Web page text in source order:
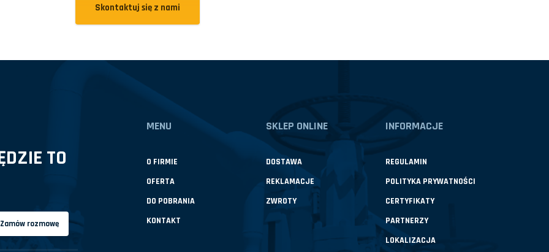
Skontaktuj się z nami
TO
Zamów rozmowę
MENU
O FIRMIE
OFERTA
DO POBRANIA
KONTAKT
SKLEP ONLINE
DOSTAWA
REKLAMACJE
ZWROTY
INFORMACJE
REGULAMIN
POLITYKA PRYWATNOŚCI
CERTYFIKATY
PARTNERZY
LOKALIZACJA